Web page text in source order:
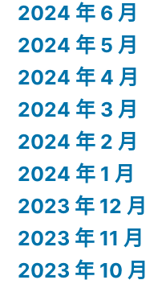
2024 年 6 月
2024 年 5 月
2024 年 4 月
2024 年 3 月
2024 年 2 月
2024 年 1 月
2023 年 12 月
2023 年 11 月
2023 年 10 月